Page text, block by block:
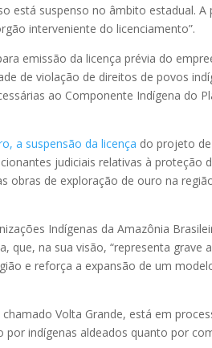
está suspenso no âmbito estadual.
interveniente do licenciamento”.
emissão da licença prévia do
de violação de direitos de povos
ao Componente Indígena do
a suspensão da licença do projeto
judiciais relativas à proteção
obras de exploração de ouro na
Indígenas da Amazônia
que, na sua visão, “representa
e reforça a expansão de um
Volta Grande, está em
indígenas aldeados quanto por